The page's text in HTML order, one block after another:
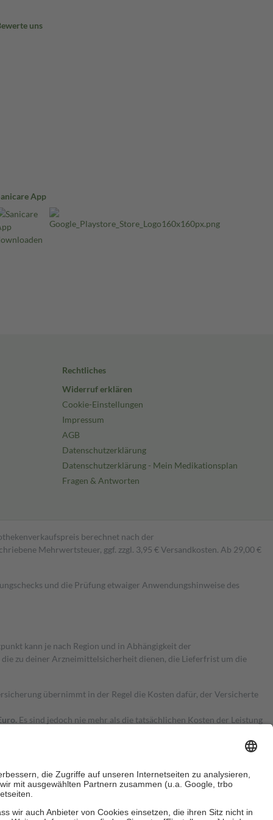
uns
App
Rechtliches
Widerruf erklären
Cookie-Einstellungen
Impressum
AGB
Datenschutzerklärung
Datenschutzerklärung - Mein Medikationsplan
Fragen & Antworten
berechnet nach der
Mehrwertsteuer, ggf. zzgl. 3,95 € Versandkosten. Ab 29,00 €
und die Prüfung etwaiger Anwendungshinweise des
kann je nach Region und in Abhängigkeit der
zu deiner Arzneimittelsicherheit dienen, die Lieferfrist um die
übernimmt in der Regel die Kosten dafür, der Versicherte
Es sind jedoch nie mehr als die tatsächlichen Kosten der Leistung
Zuzahlungen an bei: